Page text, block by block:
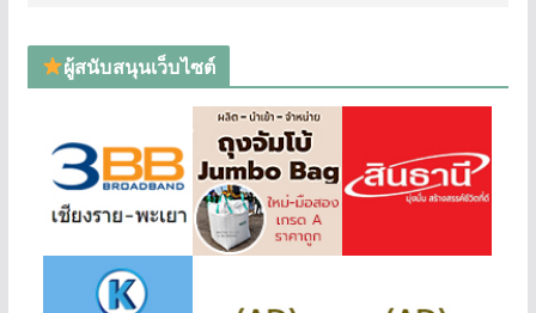
ผู้สนับสนุนเว็บไซต์